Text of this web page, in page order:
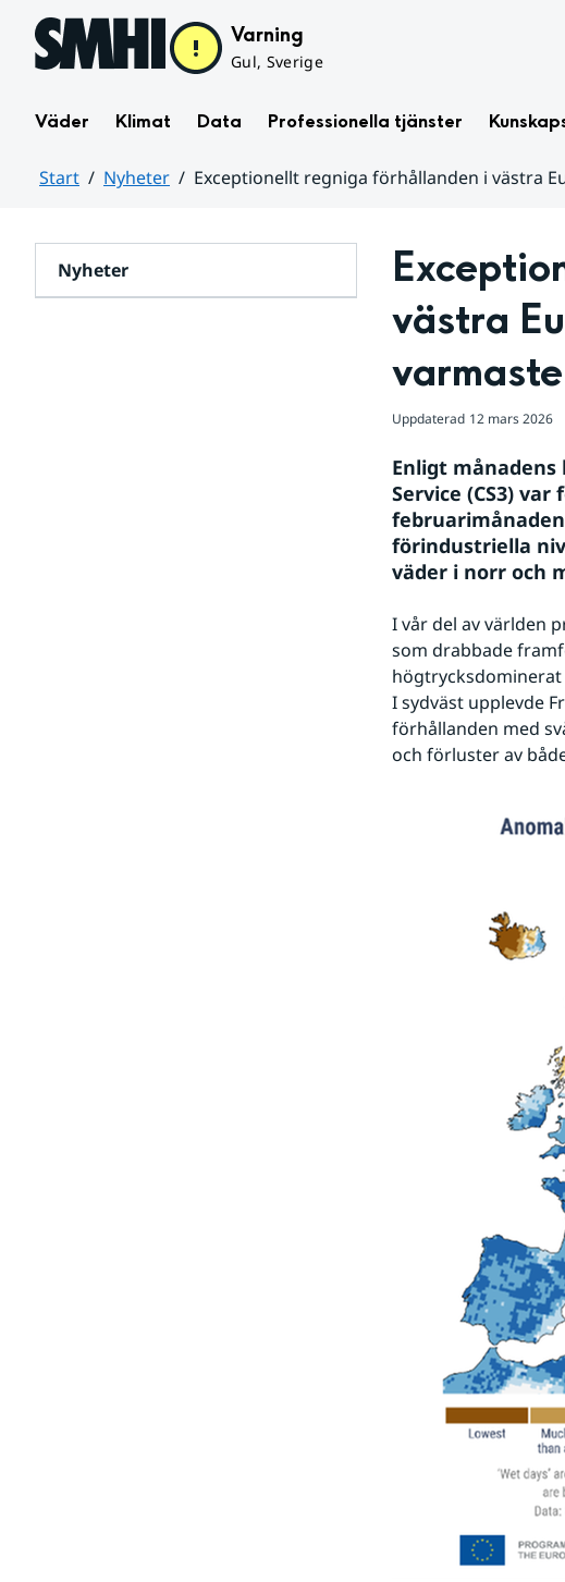
Hoppa till sidans innehåll Varning
Gul, Sverige
Väder Klimat Data Professionella tjänster
Start Nyheter
Exceptionellt regniga förhållanden i västra
Nyheter
västra
Uppdaterad 12 mars 2026
Enligt
Service (CS3)
förindustriella
väder i norr och
I vår del av världen
som drabbade
I sydväst upplevde
förhållanden med
och förluster av